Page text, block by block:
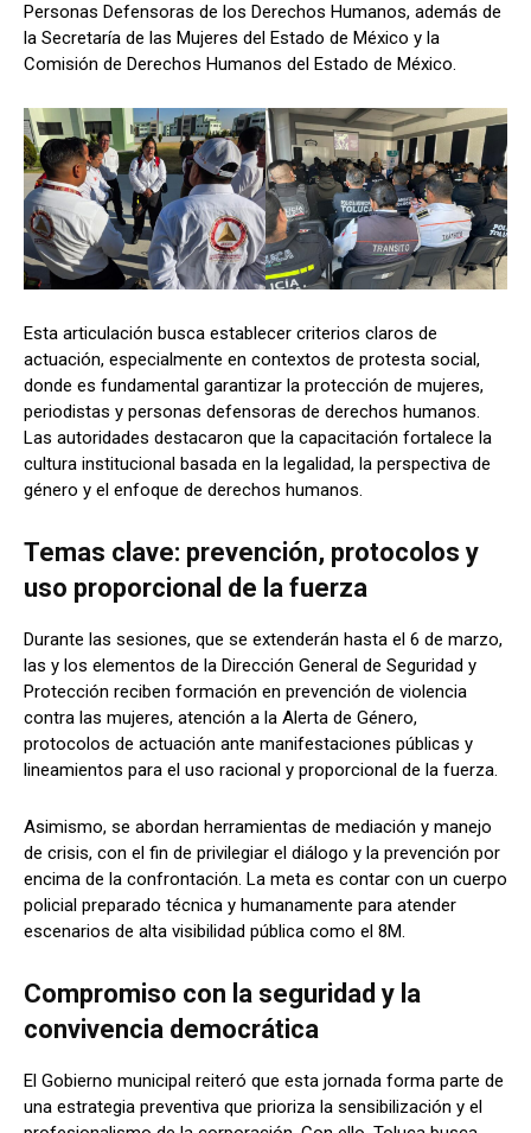
Personas Defensoras de los Derechos Humanos, además de
la Secretaría de las Mujeres del Estado de México y la
Comisión de Derechos Humanos del Estado de México.
Esta articulación busca establecer criterios claros de
actuación, especialmente en contextos de protesta social,
donde es fundamental garantizar la protección de mujeres,
periodistas y personas defensoras de derechos humanos.
Las autoridades destacaron que la capacitación fortalece la
cultura institucional basada en la legalidad, la perspectiva de
género y el enfoque de derechos humanos.
Temas clave: prevención, protocolos y
uso proporcional de la fuerza
Durante las sesiones, que se extenderán hasta el 6 de marzo,
las y los elementos de la Dirección General de Seguridad y
Protección reciben formación en prevención de violencia
contra las mujeres, atención a la Alerta de Género,
protocolos de actuación ante manifestaciones públicas y
lineamientos para el uso racional y proporcional de la fuerza.
Asimismo, se abordan herramientas de mediación y manejo
de crisis, con el fin de privilegiar el diálogo y la prevención por
encima de la confrontación. La meta es contar con un cuerpo
policial preparado técnica y humanamente para atender
escenarios de alta visibilidad pública como el 8M.
Compromiso con la seguridad y la
convivencia democrática
El Gobierno municipal reiteró que esta jornada forma parte de
una estrategia preventiva que prioriza la sensibilización y el